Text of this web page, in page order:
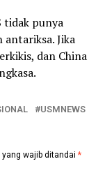
tidak punya
Jika
dan China
USMNEWS
yang wajib ditandai *